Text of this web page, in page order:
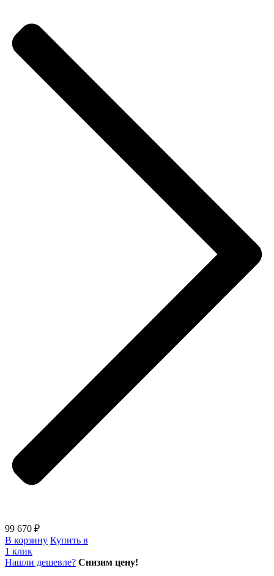
99 670 ₽
В корзину Купить в
1 клик
Нашли дешевле? Снизим цену!